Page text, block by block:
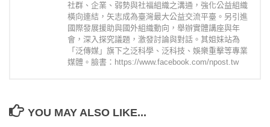
社群、企業、弱勢與社福組織之溝通，強化公益組織
橫向連結，矢志成為臺灣最大公益交流平臺。另引進
國際發展援助與國外組織動向，舉辦實體講座與年
會，深入探究議題，激發討論與對話。其姐妹站為
「泛傳媒」旗下之泛科學、泛科技、娛樂重擊等專業
媒體。臉書：https://www.facebook.com/npost.tw
YOU MAY ALSO LIKE...